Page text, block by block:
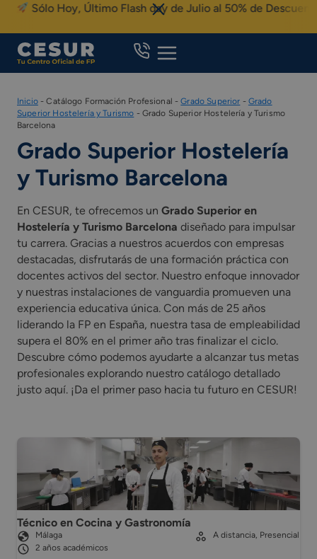
Skip
content
Sólo Hoy, Último Flash day de Julio al 50% de Descuento
Inicio-Catálogo Formación Profesional -Grado Superior - Grado
Superior Hostelería y Turismo - Grado Superior Hostelería y Turismo
Barcelona
Grado Superior Hostelería
y Turismo Barcelona
En CESUR, te ofrecemos un Grado Superior en
Hostelería y Turismo Barcelona diseñado para impulsar
tu carrera. Gracias a nuestros acuerdos con empresas
destacadas, disfrutarás de una formación práctica con
docentes activos del sector. Nuestro enfoque innovador
y nuestras instalaciones de vanguardia promueven una
experiencia educativa única. Con más de 25 años
liderando la FP en España, nuestra tasa de empleabilidad
supera el 80% en el primer año tras finalizar el ciclo.
Descubre cómo podemos ayudarte a alcanzar tus metas
profesionales explorando nuestro catálogo detallado
justo aquí. ¡Da el primer paso hacia tu futuro en CESUR!
Técnico en Cocina y Gastronomía
Málaga
2 años académicos
A distancia, Presencial